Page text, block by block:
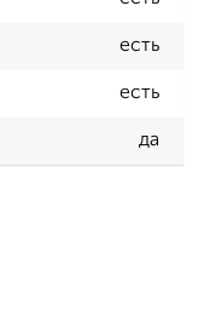
есть
есть
да